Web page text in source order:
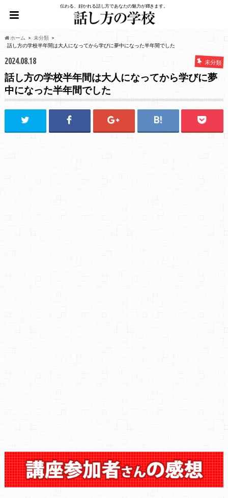
伝わる、好かれる話し方であなたの魅力が輝きます。
ホーム
未分類
話し方の学校半年間は大人になってから学びに夢中になった半年間でした
2024.08.18 未分類
話し方の学校半年間は大人になってから学びに夢
中になった半年間でした